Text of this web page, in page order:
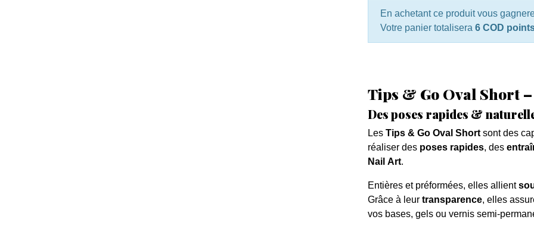
En achetant ce produit vous
Votre panier totalisera 6 COD
Tips & Go Oval Short
Des poses rapides &
Les Tips & Go Oval Shortsont des
réaliser des poses rapides, des
Nail Art.
Entières et préformées, elles allient
Grâce à leur transparence, elles
vos bases, gels ou vernis semi-